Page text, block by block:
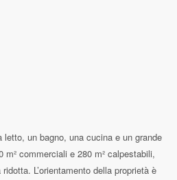
un bagno, una cucina e un grande
commerciali e 280 m² calpestabili,
L’orientamento della proprietà è